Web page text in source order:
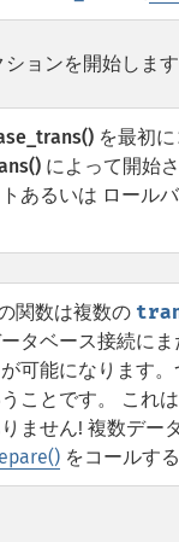
ションを開始します
を最初
によって開始
あるいは ロール
関数は複数の
タベース接続に
可能になります
ことです。 これ
ません! 複数デー
をコールす